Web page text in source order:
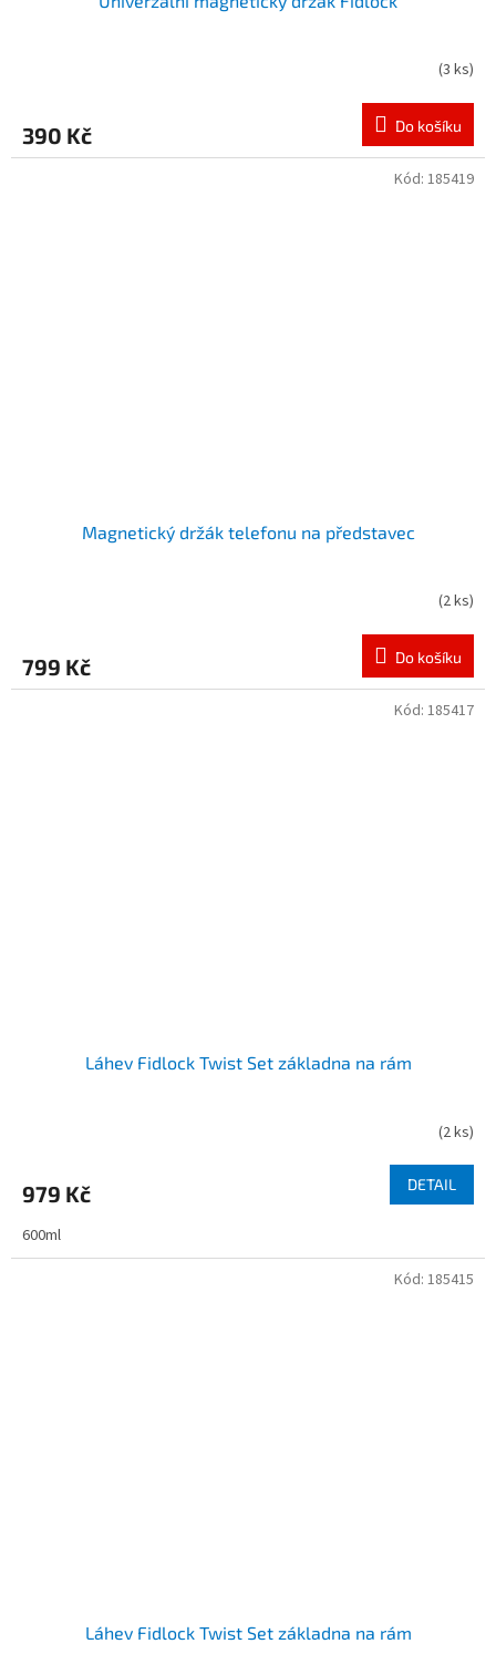
(3 ks)
390 Kč Do košíku
Magnetický držák telefonu na představec
(2 ks)
799 Kč Do košíku
Kód: 185419
Láhev Fidlock Twist Set základna na rám
(2 ks)
979 Kč DETAIL
600ml
Kód: 185417
Láhev Fidlock Twist Set základna na rám
Kód: 185415